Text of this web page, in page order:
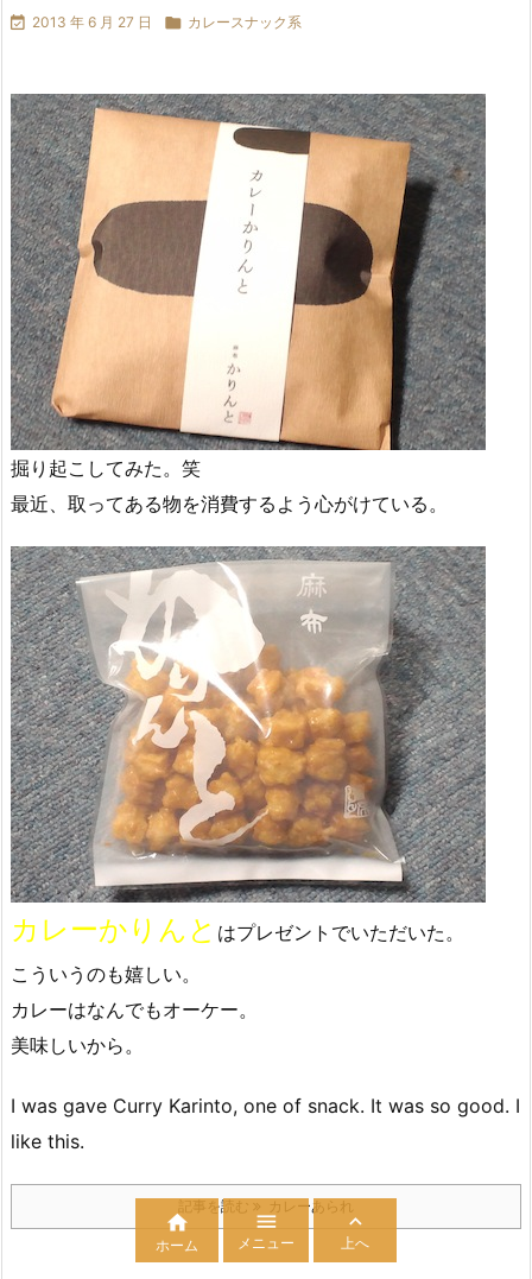
 2013 年 6 月 27 日  カレースナック系
掘り起こしてみた。笑
最近、取ってある物を消費するよう心がけている。
カレーかりんと はプレゼントでいただいた。
こういうのも嬉しい。
カレーはなんでもオーケー。
美味しいから。
I was gave Curry Karinto, one of snack. It was so good. I
like this.
記事を読む カレーあられ

ホーム

メニュー

上へ